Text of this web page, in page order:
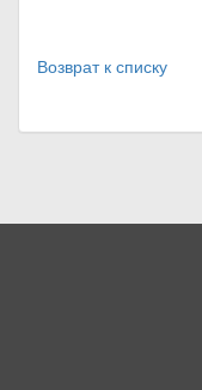
Возврат к списку